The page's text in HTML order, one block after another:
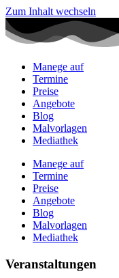
Zum Inhalt wechseln
Manege auf
Termine
Preise
Angebote
Blog
Malvorlagen
Mediathek
Manege auf
Termine
Preise
Angebote
Blog
Malvorlagen
Mediathek
Veranstaltungen